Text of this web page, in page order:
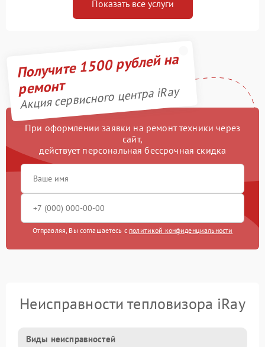
Показать все услуги
Получите 1500 рублей на
ремонт
Акция сервисного центра iRay
При оформлении заявки на ремонт техники через
сайт,
действует персональная бессрочная скидка
Отправляя, Вы соглашаетесь с политикой конфиденциальности
Неисправности тепловизора iRay
Виды неисправностей